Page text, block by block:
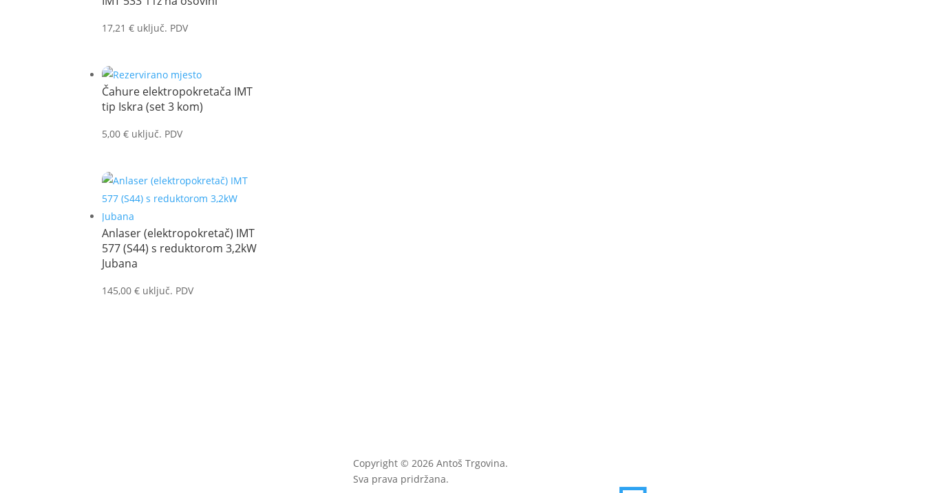
17,21€ uključ. PDV
Čahure elektropokretača IMT
tip Iskra (set 3 kom)
5,00€ uključ. PDV
Anlaser (elektropokretač) IMT
577 (S44) s reduktorom 3,2kW
Jubana
145,00€ uključ. PDV
Copyright © 2026 Antoš Trgovina.
Sva prava pridržana.